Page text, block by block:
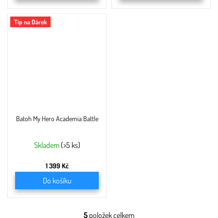
Tip na Dárek
Batoh My Hero Academia Battle
Skladem (>5 ks)
1 399 Kč
Do košíku
5 položek celkem